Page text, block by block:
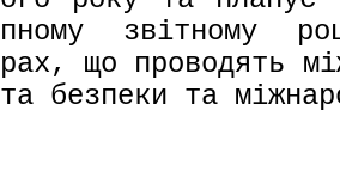
звітному
що проводять
безпеки та